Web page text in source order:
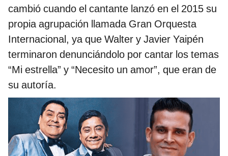
cambió cuando el cantante lanzó en el 2015 su
propia agrupación llamada Gran Orquesta
Internacional, ya que Walter y Javier Yaipén
terminaron denunciándolo por cantar los temas
“Mi estrella” y “Necesito un amor”, que eran de
su autoría.